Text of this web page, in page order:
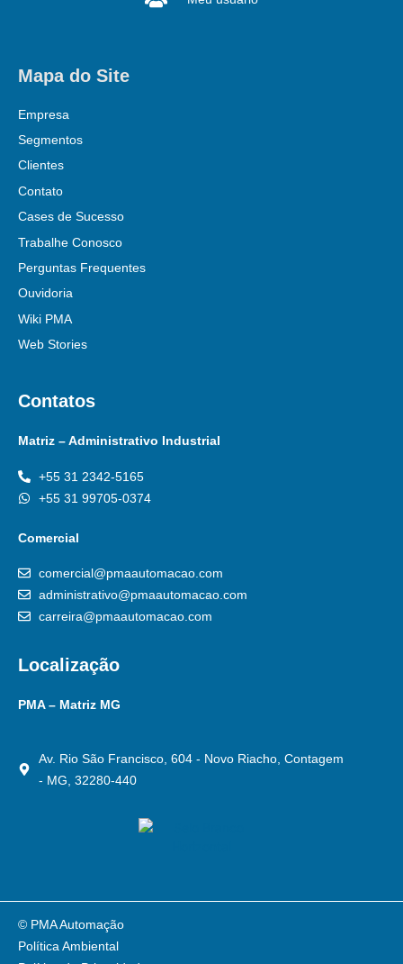
Mapa do Site
Empresa
Segmentos
Clientes
Contato
Cases de Sucesso
Trabalhe Conosco
Perguntas Frequentes
Ouvidoria
Wiki PMA
Web Stories
Contatos
Matriz – Administrativo Industrial
+55 31 2342-5165
+55 31 99705-0374
Comercial
comercial@pmaautomacao.com
administrativo@pmaautomacao.com
carreira@pmaautomacao.com
Localização
PMA – Matriz MG
Av. Rio São Francisco, 604 - Novo Riacho, Contagem
- MG, 32280-440
Política Ambiental
© PMA Automação